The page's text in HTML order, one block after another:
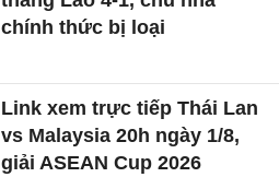
chính thức bị loại
Link xem trực tiếp Thái Lan
vs Malaysia 20h ngày 1/8,
giải ASEAN Cup 2026